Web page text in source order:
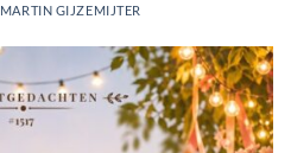
MARTIN GIJZEMIJTER